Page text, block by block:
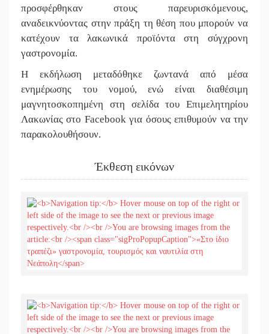
προσφέρθηκαν στους παρευρισκόμενους,
αναδεικνύοντας στην πράξη τη θέση που μπορούν να
κατέχουν τα λακωνικά προϊόντα στη σύγχρονη
γαστρονομία.
Η εκδήλωση μεταδόθηκε ζωντανά από μέσα
ενημέρωσης του νομού, ενώ είναι διαθέσιμη
μαγνητοσκοπημένη στη σελίδα του Επιμελητηρίου
Λακωνίας στο Facebook για όσους επιθυμούν να την
παρακολουθήσουν.
Έκθεση εικόνων